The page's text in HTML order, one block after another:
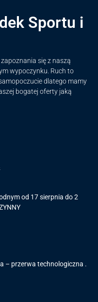
Sportu i
się z naszą
wypoczynku. Ruch to
dlatego mamy
bogatej oferty jaką
od 17 sierpnia do 2
– przerwa technologiczna .